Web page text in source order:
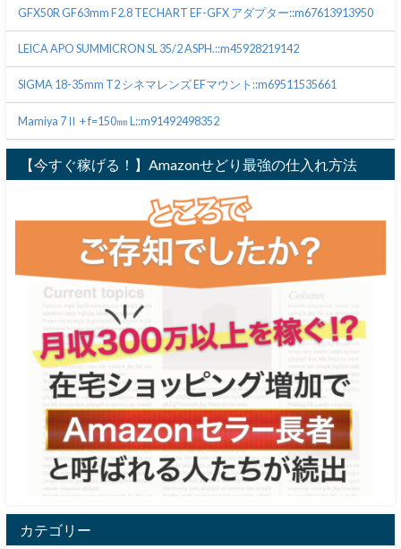
GFX50R GF63mm F2.8 TECHART EF-GFX アダプター::m67613913950
LEICA APO SUMMICRON SL 35/2 ASPH.::m45928219142
SIGMA 18-35mm T2 シネマレンズ EFマウント::m69511535661
Mamiya 7Ⅱ + f=150㎜ L::m91492498352
【今すぐ稼げる！】Amazonせどり最強の仕入れ方法
カテゴリー